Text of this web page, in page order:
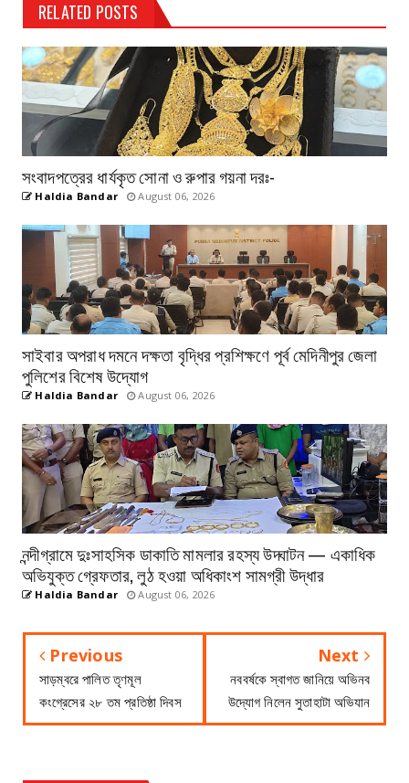
RELATED POSTS
সংবাদপত্রের ধার্যকৃত সোনা ও রুপার গয়না দরঃ-
Haldia Bandar August 06, 2026
সাইবার অপরাধ দমনে দক্ষতা বৃদ্ধির প্রশিক্ষণে পূর্ব মেদিনীপুর জেলা
পুলিশের বিশেষ উদ্যোগ
Haldia Bandar August 06, 2026
নন্দীগ্রামে দুঃসাহসিক ডাকাতি মামলার রহস্য উদ্ঘাটন — একাধিক
অভিযুক্ত গ্রেফতার, লুঠ হওয়া অধিকাংশ সামগ্রী উদ্ধার
Haldia Bandar August 06, 2026
Previous
সাড়ম্বরে পালিত তৃণমূল
কংগ্রেসের ২৮ তম প্রতিষ্ঠা দিবস
Next
নববর্ষকে স্বাগত জানিয়ে অভিনব
উদ্যোগ নিলেন সুতাহাটা অভিযান